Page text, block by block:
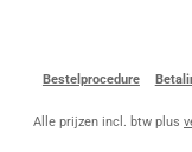
Bestelprocedure
Alle prijzen incl. btw plus